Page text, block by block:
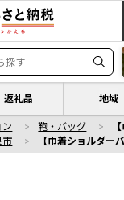
返礼品 地域
ン 鞄・バッグ
市 【巾着ショルダ